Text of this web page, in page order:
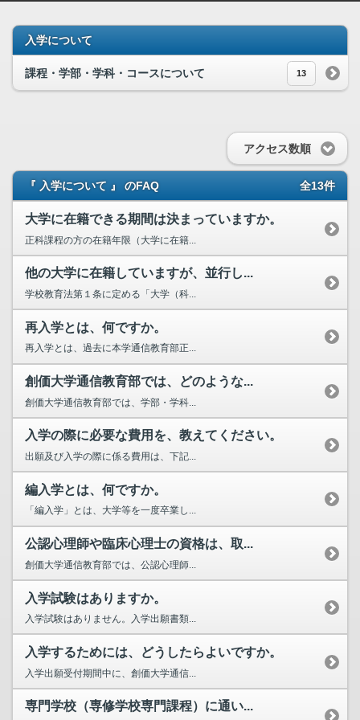
入学について
課程・学部・学科・コースについて 13
アクセス数順
『 入学について 』 のFAQ 全13件
大学に在籍できる期間は決まっていますか。
正科課程の方の在籍年限（大学に在籍...
他の大学に在籍していますが、並行し...
学校教育法第１条に定める「大学（科...
再入学とは、何ですか。
再入学とは、過去に本学通信教育部正...
創価大学通信教育部では、どのような...
創価大学通信教育部では、学部・学科...
入学の際に必要な費用を、教えてください。
出願及び入学の際に係る費用は、下記...
編入学とは、何ですか。
「編入学」とは、大学等を一度卒業し...
公認心理師や臨床心理士の資格は、取...
創価大学通信教育部では、公認心理師...
入学試験はありますか。
入学試験はありません。入学出願書類...
入学するためには、どうしたらよいですか。
入学出願受付期間中に、創価大学通信...
専門学校（専修学校専門課程）に通い...